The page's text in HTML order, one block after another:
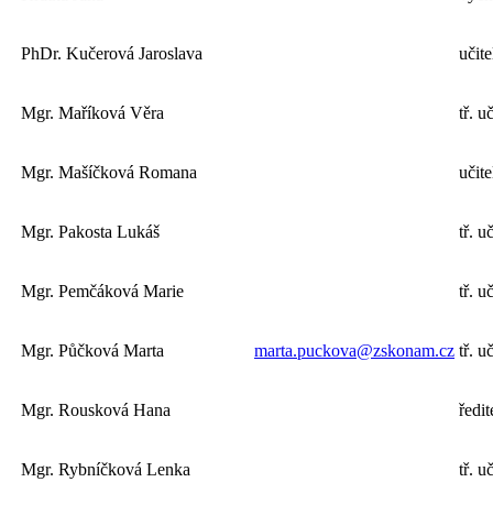
PhDr. Kučerová Jaroslava
Mgr. Maříková Věra tř.
Mgr. Mašíčková Romana
Mgr. Pakosta Lukáš tř.
Mgr. Pemčáková Marie tř.
Mgr. Půčková Marta marta.puckova@zskonam.cz tř.
Mgr. Rousková Hana
Mgr. Rybníčková Lenka tř.